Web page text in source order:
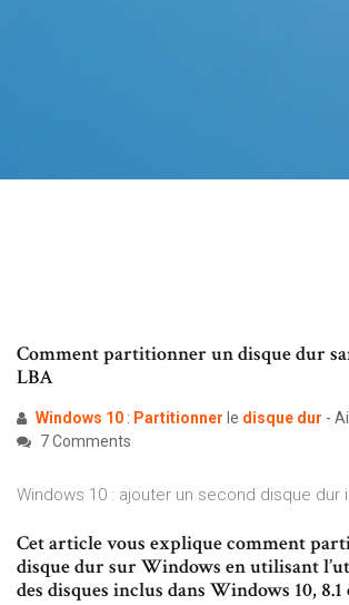
Comment partitionner un disque dur
LBA
Windows 10 : Partitionner le disque dur -
7 Comments
Windows 10 : ajouter un second disque dur
Cet article vous explique comment
disque dur sur Windows en utilisant
des disques inclus dans Windows 10, 8.1